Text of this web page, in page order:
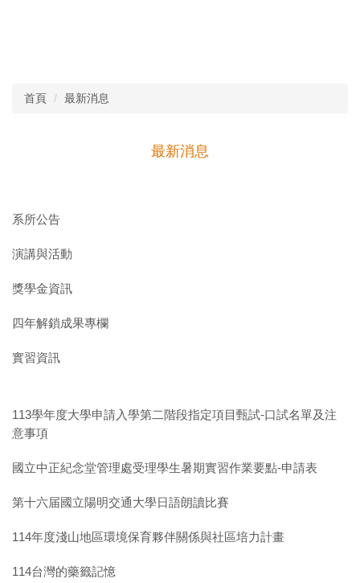
首頁 最新消息
最新消息
系所公告
演講與活動
獎學金資訊
四年解鎖成果專欄
實習資訊
113學年度大學申請入學第二階段指定項目甄試-口試名單及注
意事項
國立中正紀念堂管理處受理學生暑期實習作業要點-申請表
第十六届國立陽明交通大學日語朗讀比賽
114年度淺山地區環境保育夥伴關係與社區培力計畫
114台灣的藥籤記憶